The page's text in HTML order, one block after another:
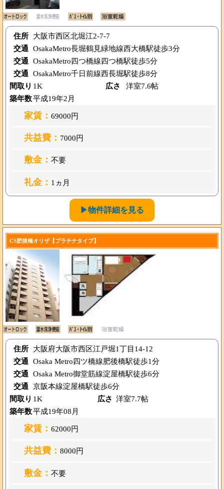
住所
大阪市西区北堀江2-7-7
交通 OsakaMetro長堀鶴見緑地線西大橋駅徒歩3分
交通 OsakaMetro四つ橋線四つ橋駅徒歩5分
交通 OsakaMetro千日前線西長堀駅徒歩8分
間取り 1K 広さ
洋室7.6帖
築年数平成19年2月
家賃： 69000円
共益費： 7000円
敷金： 不要
礼金： 1ヵ月
▶物件詳細を見る
CS肥後橋オリザ【プラチナタイプ】
住所
大阪府大阪市西区江戸堀1丁目14-12
交通 Osaka Metro四ツ橋線肥後橋駅徒歩1分
交通 Osaka Metro御堂筋線淀屋橋駅徒歩6分
交通 京阪本線淀屋橋駅徒歩6分
間取り 1K 広さ 洋室7.7帖
築年数平成19年08月
家賃： 62000円
共益費： 8000円
敷金： 不要